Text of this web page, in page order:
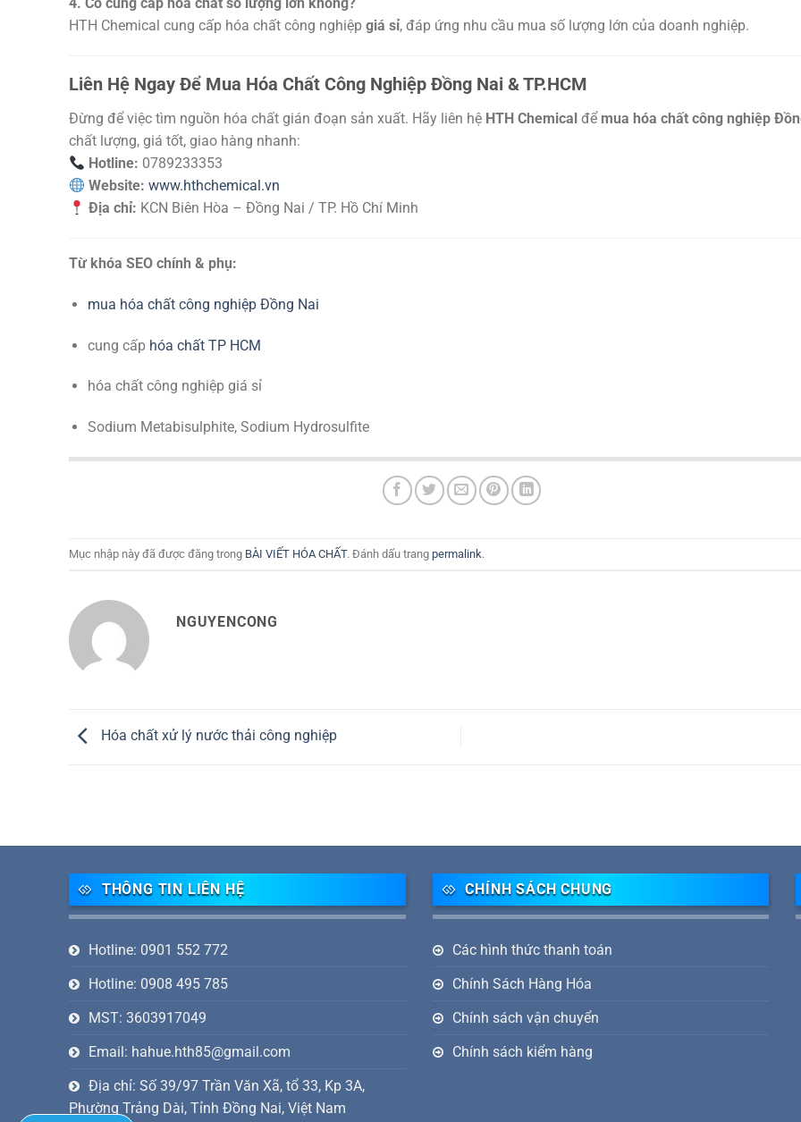
4. Có cung cấp hóa chất số lượng lớn không?
HTH Chemical cung cấp hóa chất công nghiệp giá sỉ, đáp ứng nhu cầu mua số lượng lớn của doanh nghiệp.
Liên Hệ Ngay Để Mua Hóa Chất Công Nghiệp Đồng Nai & TP.HCM
Đừng để việc tìm nguồn hóa chất gián đoạn sản xuất. Hãy liên hệ HTH Chemical để mua hóa chất công nghiệp
chất lượng, giá tốt, giao hàng nhanh:
Hotline: 0789233353
Website: www.hthchemical.vn
Địa chỉ: KCN Biên Hòa – Đồng Nai / TP. Hồ Chí Minh
Từ khóa SEO chính & phụ:
mua hóa chất công nghiệp Đồng Nai
cung cấp hóa chất TP HCM
hóa chất công nghiệp giá sỉ
Sodium Metabisulphite, Sodium Hydrosulfite
Mục nhập này đã được đăng trong BÀI VIẾT HÓA CHẤT. Đánh dấu trang permalink.
NGUYENCONG
Hóa chất xử lý nước thải công nghiệp
THÔNG TIN LIÊN HỆ
Hotline: 0901 552 772
Hotline: 0908 495 785
MST: 3603917049
Email: hahue.hth85@gmail.com
Địa chỉ: Số 39/97 Trần Văn Xã, tổ 33, Kp 3A,
Phường Trảng Dài, Tỉnh Đồng Nai, Việt Nam
CHÍNH SÁCH CHUNG
Các hình thức thanh toán
Chính Sách Hàng Hóa
Chính sách vận chuyển
Chính sách kiểm hàng